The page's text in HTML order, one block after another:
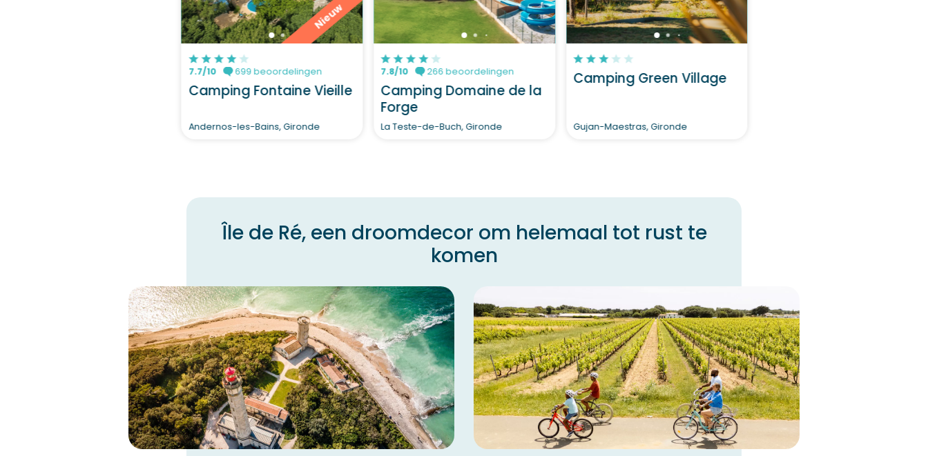
Nieuw
7.7/10 699 beoordelingen
Camping Fontaine Vieille
Andernos-les-Bains, Gironde
7.8/10 266 beoordelingen
Camping Domaine de la
Forge
La Teste-de-Buch, Gironde
Camping Green Village
Gujan-Maestras, Gironde
Île de Ré, een droomdecor om helemaal tot rust te
komen